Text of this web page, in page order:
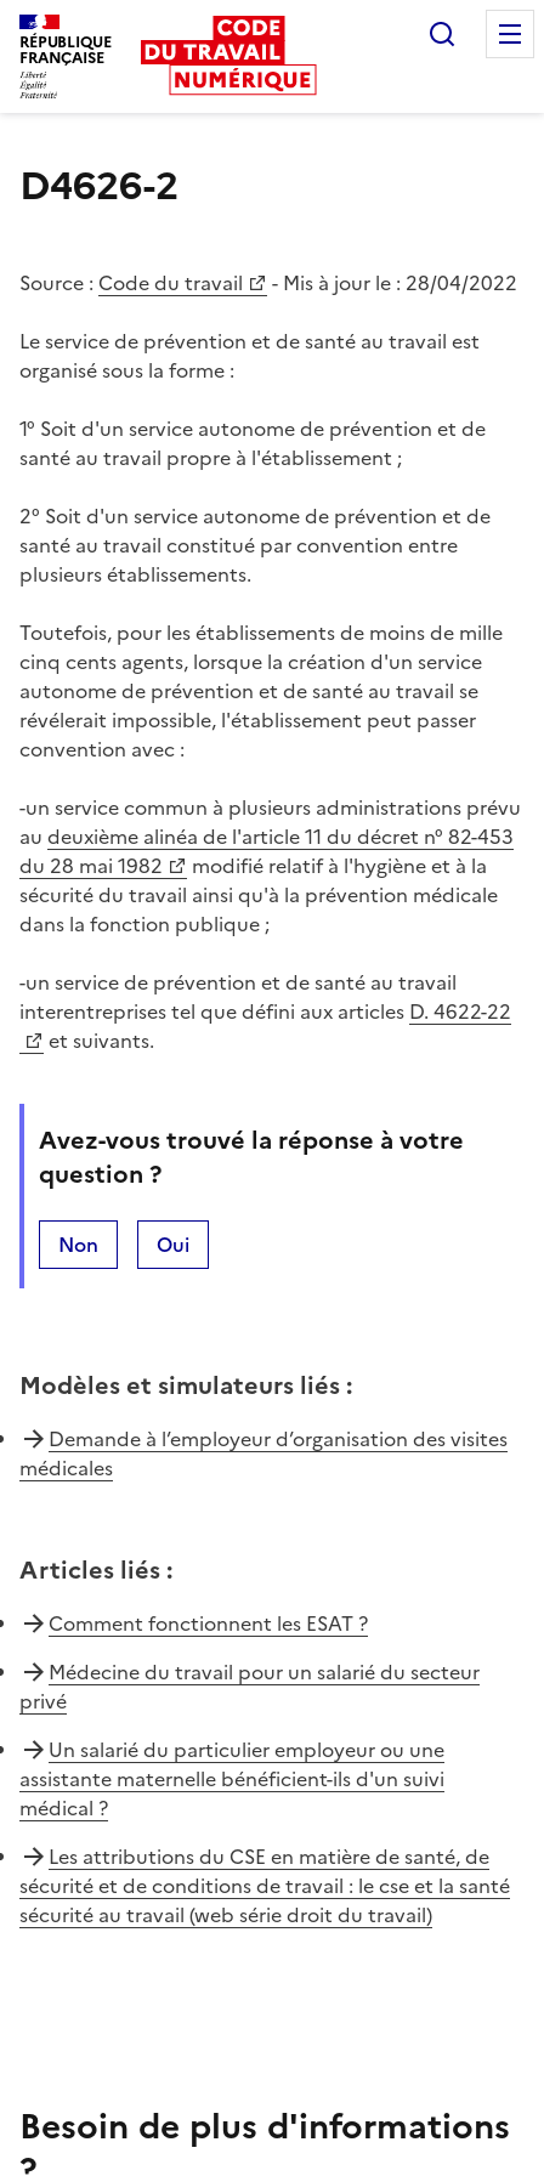
RÉPUBLIQUE
FRANÇAISE
D4626-2
Source : Code du travail - Mis à jour le : 28/04/2022
Le service de prévention et de santé au travail est
organisé sous la forme :
1° Soit d'un service autonome de prévention et de
santé au travail propre à l'établissement ;
2° Soit d'un service autonome de prévention et de
santé au travail constitué par convention entre
plusieurs établissements.
Toutefois, pour les établissements de moins de mille
cinq cents agents, lorsque la création d'un service
autonome de prévention et de santé au travail se
révélerait impossible, l'établissement peut passer
convention avec :
-un service commun à plusieurs administrations prévu
au deuxième alinéa de l'article 11 du décret n° 82-453
du 28 mai 1982
modifié relatif à l'hygiène et à la
sécurité du travail ainsi qu'à la prévention médicale
dans la fonction publique ;
-un service de prévention et de santé au travail
interentreprises tel que défini aux articles D. 4622-22
et suivants.
Avez-vous trouvé la réponse à votre
question ?
Non Oui
Modèles et simulateurs liés :
Demande à l’employeur d’organisation des visites
médicales
Articles liés :
Comment fonctionnent les ESAT ?
Médecine du travail pour un salarié du secteur
privé
Un salarié du particulier employeur ou une
assistante maternelle bénéficient-ils d'un suivi
médical ?
Les attributions du CSE en matière de santé, de
sécurité et de conditions de travail : le cse et la santé
sécurité au travail (web série droit du travail)
Besoin de plus d'informations